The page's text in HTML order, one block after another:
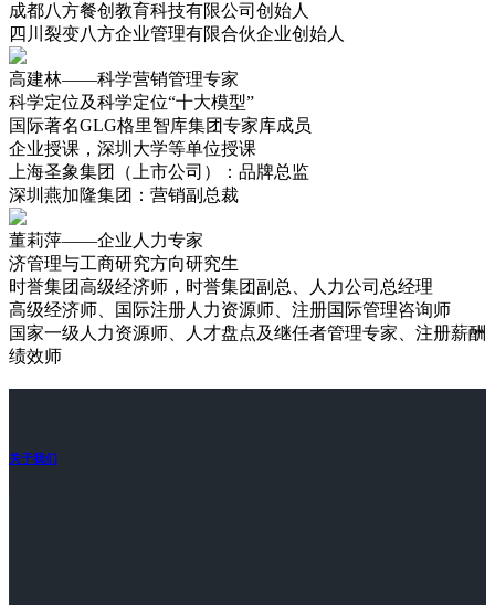
成都八方餐创教育科技有限公司创始人
四川裂变八方企业管理有限合伙企业创始人
高建林——科学营销管理专家
科学定位及科学定位“十大模型”
国际著名GLG格里智库集团专家库成员
企业授课，深圳大学等单位授课
上海圣象集团（上市公司）：品牌总监
深圳燕加隆集团：营销副总裁
董莉萍——企业人力专家
济管理与工商研究方向研究生
时誉集团高级经济师，时誉集团副总、人力公司总经理
高级经济师、国际注册人力资源师、注册国际管理咨询师
国家一级人力资源师、人才盘点及继任者管理专家、注册薪酬
绩效师
关于我们